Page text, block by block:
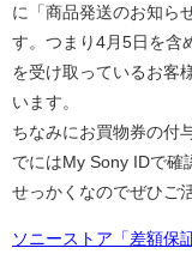
に「商品発送のお知ら
す。つまり4月5日を含
を受け取っているお客
います。
ちなみにお買物券の付
でにはMy Sony IDで確
せっかくなのでぜひご
ソニーストア「差額保